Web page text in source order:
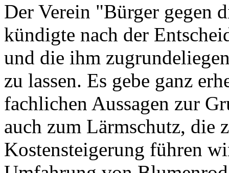
Der Verein "Bürger gegen
kündigte nach der
und die ihm
zu lassen. Es gebe ganz
fachlichen Aussagen zur
auch zum Lärmschutz, die
Kostensteigerung führen